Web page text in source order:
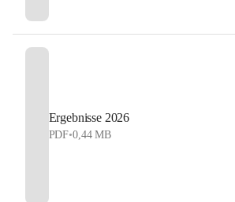
Ergebnisse 2026
PDF•0,44 MB